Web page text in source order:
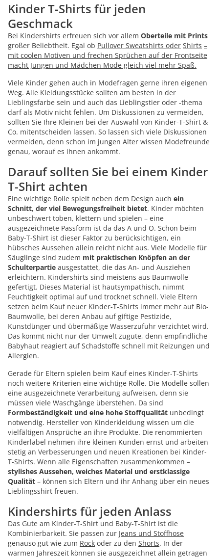
Kinder T-Shirts für jeden
Geschmack
Bei Kindershirts erfreuen sich vor allem Oberteile mit Prints
großer Beliebtheit. Egal ob Pullover Sweatshirts oder Shirts –
mit coolen Motiven und frechen Sprüchen auf der Frontseite
macht Jungen und Mädchen Mode gleich viel mehr Spaß.
Viele Kinder gehen auch in Modefragen gerne ihren eigenen
Weg. Alle Kleidungsstücke sollten am besten in der
Lieblingsfarbe sein und auch das Lieblingstier oder -thema
darf als Motiv nicht fehlen. Um Diskussionen zu vermeiden,
sollten Sie Ihre Kleinen bei der Auswahl von Kinder-T-Shirt &
Co. mitentscheiden lassen. So lassen sich viele Diskussionen
vermeiden, denn schon im jungen Alter wissen Modefreunde
genau, worauf es ihnen ankommt.
Darauf sollten Sie bei einem Kinder
T-Shirt achten
Eine wichtige Rolle spielt neben dem Design auch ein
Schnitt, der viel Bewegungsfreiheit bietet. Kinder möchten
unbeschwert toben, klettern und spielen – eine
ausgezeichnete Passform ist da das A und O. Schon beim
Baby-T-Shirt ist dieser Faktor zu berücksichtigen, ein
hübsches Aussehen allein reicht nicht aus. Viele Modelle für
Säuglinge sind zudem mit praktischen Knöpfen an der
Schulterpartie ausgestattet, die das An- und Ausziehen
erleichtern. Kindershirts sind meistens aus Baumwolle
gefertigt. Dieses Material ist hautsympathisch, nimmt
Feuchtigkeit optimal auf und trocknet schnell. Viele Eltern
setzen beim Kauf neuer Kinder-T-Shirts immer mehr auf Bio-
Baumwolle, bei deren Anbau auf giftige Pestizide,
Kunstdünger und übermäßige Wasserzufuhr verzichtet wird.
Das kommt nicht nur der Umwelt zugute, denn empfindliche
Babyhaut reagiert auf Schadstoffe schnell mit Reizungen und
Allergien.
Gerade für Eltern spielen beim Kauf eines Kinder-T-Shirts
noch weitere Kriterien eine wichtige Rolle. Die Modelle sollen
eine ausgezeichnete Verarbeitung aufweisen, denn sie
müssen viele Waschgänge überstehen. Da sind
Formbeständigkeit und eine hohe Stoffqualität unbedingt
notwendig. Hersteller von Kinderkleidung wissen um die
vielfältigen Ansprüche an ihre Produkte. Die renommierten
Kinderlabel nehmen ihre kleinen Kunden ernst und arbeiten
stetig an Verbesserungen und neuen Kreationen bei Kinder-
T-Shirts. Wenn alle Eigenschaften zusammenkommen –
stylishes Aussehen, weiches Material und erstklassige
Qualität – können sich Eltern und ihr Anhang über ein neues
Lieblingsshirt freuen.
Kindershirts für jeden Anlass
Das Gute am Kinder-T-Shirt und Baby-T-Shirt ist die
Kombinierbarkeit. Sie passen zur Jeans und Stoffhose
genauso gut wie zum Rock oder zu den Shorts. In der
warmen Jahreszeit können sie ausgezeichnet allein getragen